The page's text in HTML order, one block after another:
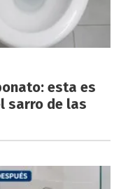
esta es
sarro de las